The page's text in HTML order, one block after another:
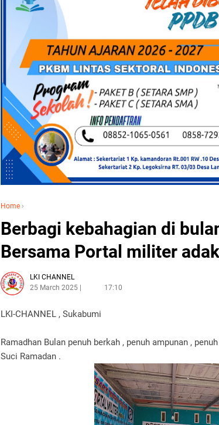
Home ›
Berbagi kebahagian di
Bersama Portal militer
LKI CHANNEL
25 March 2025
17:10
LKI-CHANNEL , Sukabumi
Ramadhan Bulan penuh berkah , penuh ampunan ,
Suci Ramadan .